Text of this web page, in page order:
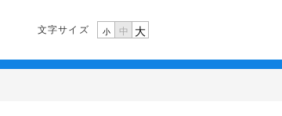
文字サイズ 小 中 大